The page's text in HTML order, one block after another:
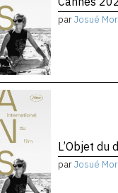
parJosué
L’Objet du
parJosué